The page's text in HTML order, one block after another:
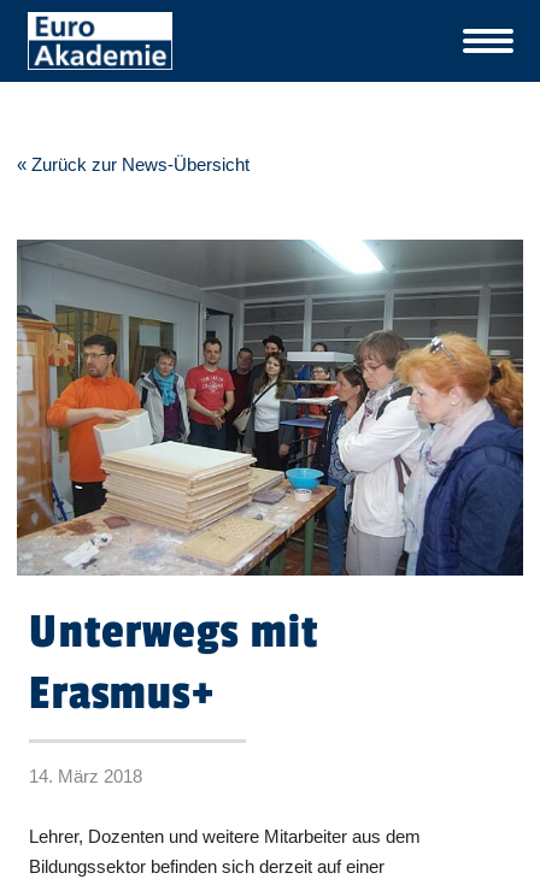
« Zurück zur News-Übersicht
Unterwegs mit
Erasmus+
14. März 2018
Lehrer, Dozenten und weitere Mitarbeiter aus dem
Bildungssektor befinden sich derzeit auf einer